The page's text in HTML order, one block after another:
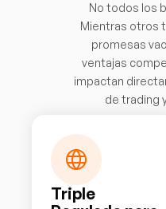
No todos los
Mientras otros
promesas
ventajas
impactan
de trading
Triple